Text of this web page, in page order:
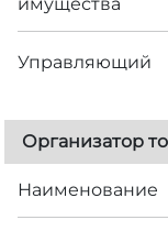
Управляющий
Организатор
Наименование